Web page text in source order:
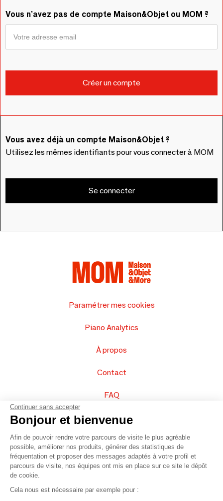
Vous n'avez pas de compte Maison&Objet ou MOM ?
Vous avez déjà un compte Maison&Objet ?
Utilisez les mêmes identifiants pour vous connecter à MOM
Se connecter
Paramétrer mes cookies
Piano Analytics
À propos
Contact
FAQ
Vendez vos produits
Plan du site
© 2016 –Organisation SAFI
Continuer sans accepter
Bonjour et bienvenue
Afin de pouvoir rendre votre parcours de visite le plus agréable
possible, améliorer nos produits, générer des statistiques de
fréquentation et proposer des messages adaptés à votre profil et
parcours de visite, nos équipes ont mis en place sur ce site le dépôt
de cookie.
Cela nous est nécessaire par exemple pour :